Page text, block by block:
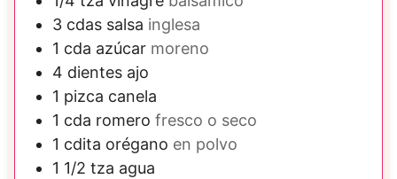
3 cdas salsa inglesa
1 cda azúcar moreno
4 dientes ajo
1 pizca canela
1 cda romero fresco o seco
1 cdita orégano en polvo
1 1/2 tza agua